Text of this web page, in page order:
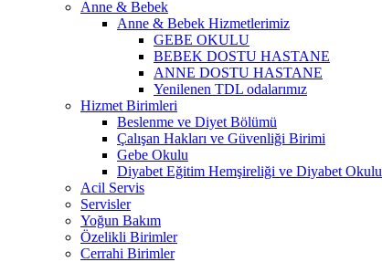
Anne & Bebek
Anne & Bebek Hizmetlerimiz
GEBE OKULU
BEBEK DOSTU HASTANE
ANNE DOSTU HASTANE
Yenilenen TDL odalarımız
Hizmet Birimleri
Beslenme ve Diyet Bölümü
Çalışan Hakları ve Güvenliği Birimi
Gebe Okulu
Diyabet Eğitim Hemşireliği ve Diyabet Okulu
Acil Servis
Servisler
Yoğun Bakım
Özelikli Birimler
Cerrahi Birimler